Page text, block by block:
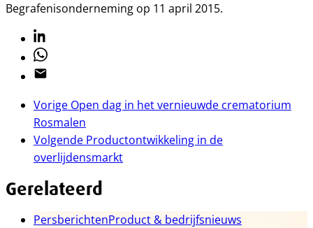
Begrafenisonderneming op 11 april 2015.
Linkedin
Whatsapp
Email
Vorige Open dag in het vernieuwde crematorium
Rosmalen
Volgende Productontwikkeling in de
overlijdensmarkt
Gerelateerd
PersberichtenProduct & bedrijfsnieuws